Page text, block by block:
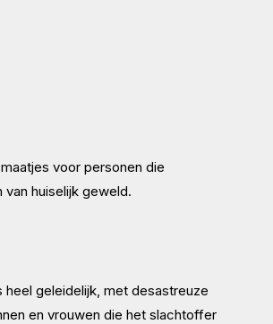
voor personen die
huiselijk geweld.
heel geleidelijk, met desastreuze
en vrouwen die het slachtoffer